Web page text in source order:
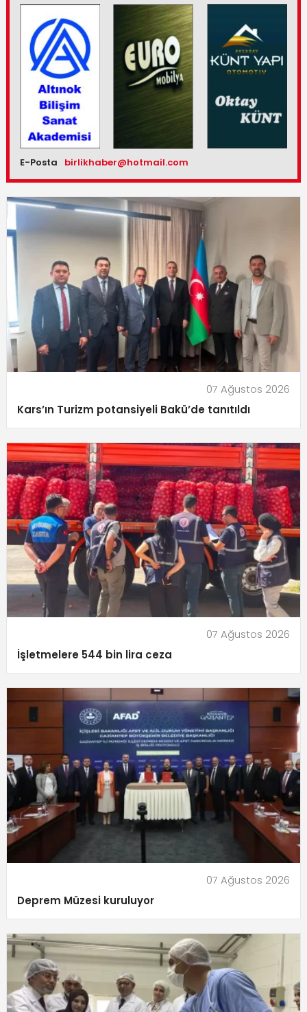
E-Posta birlikhaber@hotmail.com
07 Ağustos 2026
Kars’ın Turizm potansiyeli Bakü’de tanıtıldı
07 Ağustos 2026
İşletmelere 544 bin lira ceza
07 Ağustos 2026
Deprem Müzesi kuruluyor